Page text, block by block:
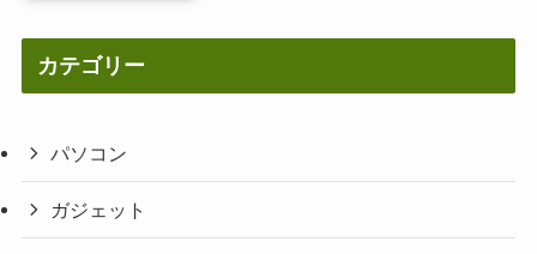
カテゴリー
パソコン
ガジェット